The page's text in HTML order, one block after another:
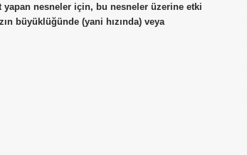
nesneler için, bu nesneler üzerine etki
büyüklüğünde (yani hızında) veya